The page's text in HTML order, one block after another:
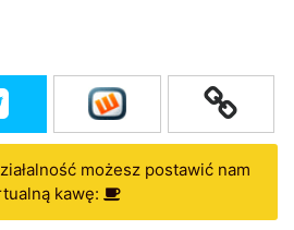
możesz postawić nam
kawę: